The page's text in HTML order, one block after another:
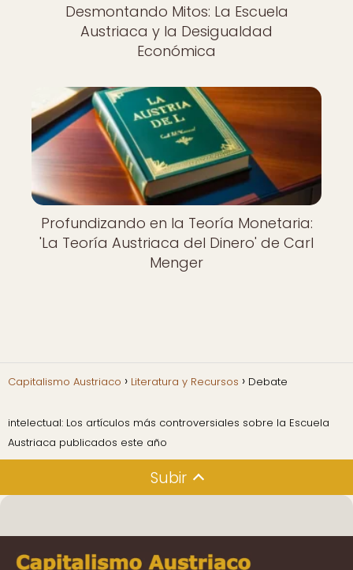
Desmontando Mitos: La Escuela
Austriaca y la Desigualdad
Económica
Profundizando en la Teoría Monetaria:
'La Teoría Austriaca del Dinero' de Carl
Menger
Capitalismo Austriaco Literatura y Recursos Debate
intelectual: Los artículos más controversiales sobre la Escuela
Austriaca publicados este año
Subir